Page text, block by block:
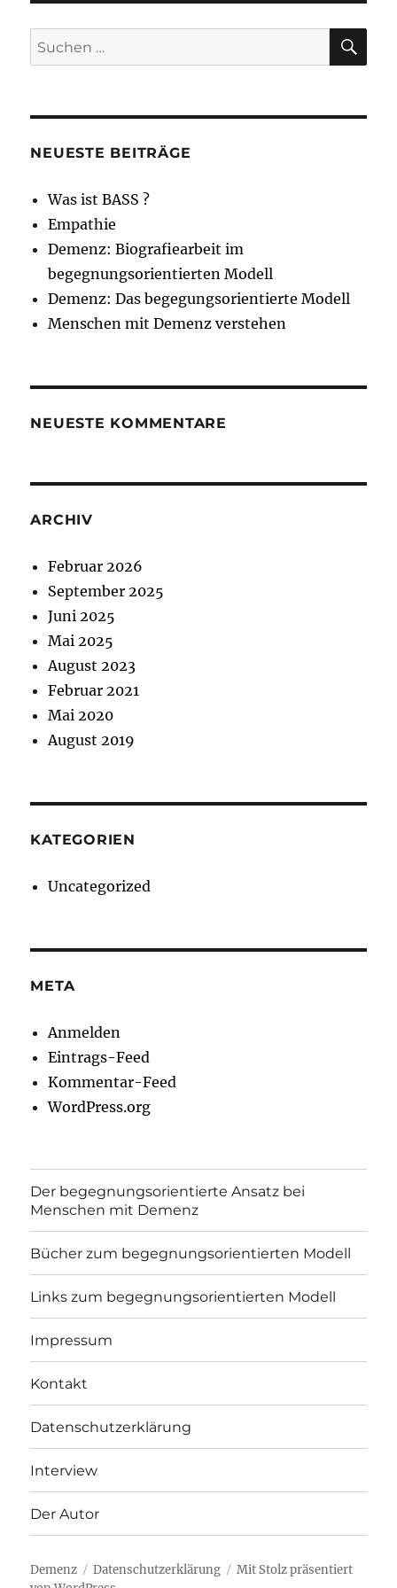
Beiträge
E
Suche
nach:
NEUESTE BEITRÄGE
Was ist BASS ?
Empathie
Demenz: Biografiearbeit im
begegnungsorientierten Modell
Demenz: Das begegungsorientierte Modell
Menschen mit Demenz verstehen
NEUESTE KOMMENTARE
ARCHIV
Februar 2026
September 2025
Juni 2025
Mai 2025
August 2023
Februar 2021
Mai 2020
August 2019
KATEGORIEN
Uncategorized
META
Anmelden
Eintrags-Feed
Kommentar-Feed
WordPress.org
Der begegnungsorientierte Ansatz bei
Menschen mit Demenz
Bücher zum begegnungsorientierten Modell
Links zum begegnungsorientierten Modell
Impressum
Kontakt
Datenschutzerklärung
Interview
Der Autor
Demenz Datenschutzerklärung
Mit Stolz präsentiert